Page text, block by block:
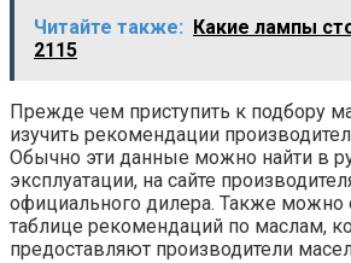
Читайте также:
Какие лампы
2115
Прежде чем приступить к подбору
изучить рекомендации
Обычно эти данные можно найти в
эксплуатации, на сайте
официального дилера. Также можно
таблице рекомендаций по маслам,
предоставляют производители